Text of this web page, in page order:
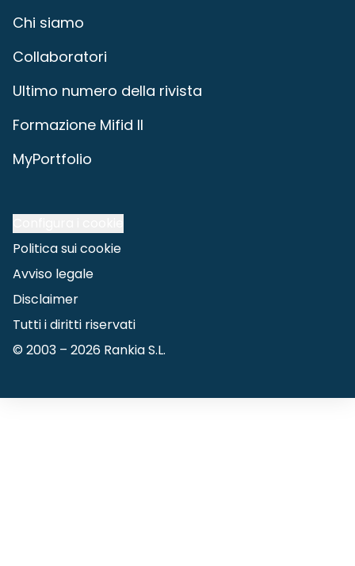
Chi siamo
Collaboratori
Ultimo numero della rivista
Formazione Mifid II
MyPortfolio
Politica sui cookie
Avviso legale
Disclaimer
Tutti i diritti riservati
© 2003 – 2026 Rankia S.L.